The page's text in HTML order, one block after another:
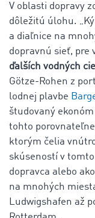
V oblasti dopravy
dôležitú úlohu.
a diaľnice na
dopravnú sieť, pre
ďalších vodných
Götze-Rohen z
lodnej plavbe
študovaný
tohto
ktorým čelia
skúseností v
dopravca alebo
na mnohých
Ludwigshafen až